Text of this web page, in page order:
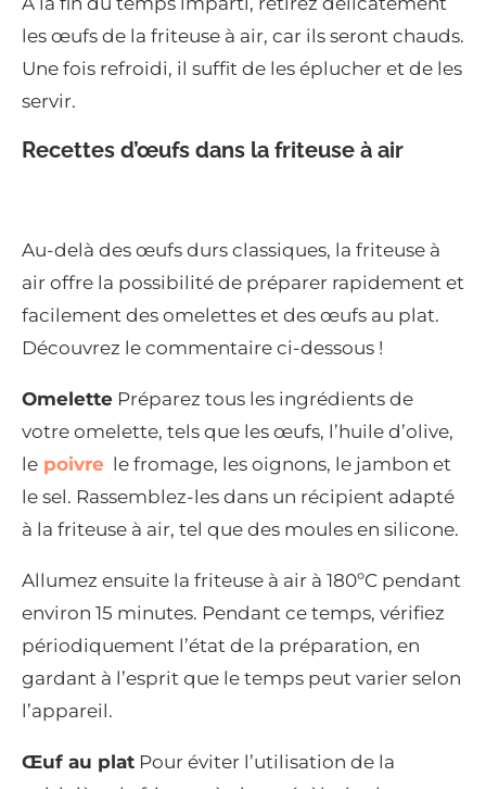
les œufs de la friteuse à air, car ils seront chauds.
Une fois refroidi, il suffit de les éplucher et de les
servir.
Recettes d’œufs dans la friteuse à air
Au-delà des œufs durs classiques, la friteuse à
air offre la possibilité de préparer rapidement et
facilement des omelettes et des œufs au plat.
Découvrez le commentaire ci-dessous !
Omelette Préparez tous les ingrédients de
votre omelette, tels que les œufs, l’huile d’olive,
le poivre le fromage, les oignons, le jambon et
le sel. Rassemblez-les dans un récipient adapté
à la friteuse à air, tel que des moules en silicone.
Allumez ensuite la friteuse à air à 180ºC pendant
environ 15 minutes. Pendant ce temps, vérifiez
périodiquement l’état de la préparation, en
gardant à l’esprit que le temps peut varier selon
l’appareil.
Œuf au plat Pour éviter l’utilisation de la